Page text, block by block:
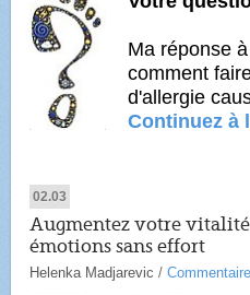
Ma réponse
comment
d'allergie
Continuez à
02.03
Augmentez votre
émotions sans effort
Helenka Madjarevic /